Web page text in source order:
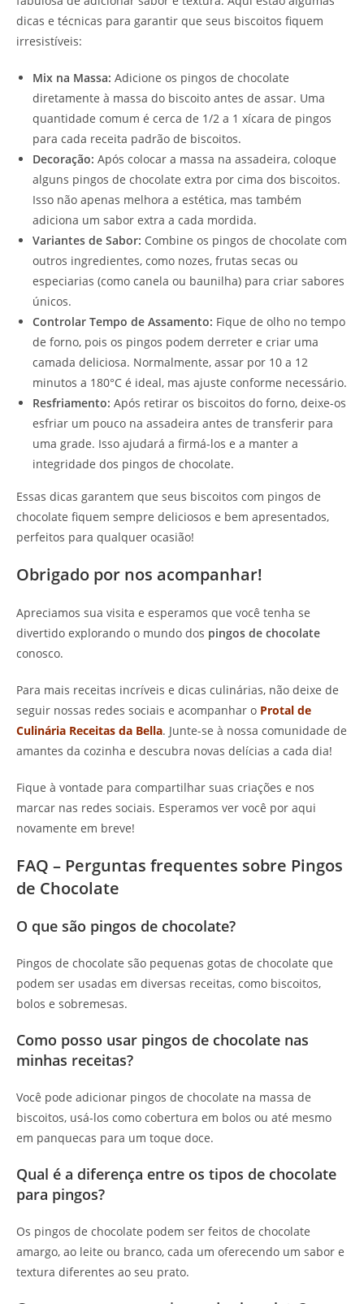
dicas e técnicas para garantir que seus biscoitos fiquem
irresistíveis:
Mix na Massa: Adicione os pingos de chocolate
diretamente à massa do biscoito antes de assar. Uma
quantidade comum é cerca de 1/2 a 1 xícara de pingos
para cada receita padrão de biscoitos.
Decoração: Após colocar a massa na assadeira, coloque
alguns pingos de chocolate extra por cima dos biscoitos.
Isso não apenas melhora a estética, mas também
adiciona um sabor extra a cada mordida.
Variantes de Sabor: Combine os pingos de chocolate com
outros ingredientes, como nozes, frutas secas ou
especiarias (como canela ou baunilha) para criar sabores
únicos.
Controlar Tempo de Assamento: Fique de olho no tempo
de forno, pois os pingos podem derreter e criar uma
camada deliciosa. Normalmente, assar por 10 a 12
minutos a 180°C é ideal, mas ajuste conforme necessário.
Resfriamento: Após retirar os biscoitos do forno, deixe-os
esfriar um pouco na assadeira antes de transferir para
uma grade. Isso ajudará a firmá-los e a manter a
integridade dos pingos de chocolate.
Essas dicas garantem que seus biscoitos com pingos de
chocolate fiquem sempre deliciosos e bem apresentados,
perfeitos para qualquer ocasião!
Obrigado por nos acompanhar!
Apreciamos sua visita e esperamos que você tenha se
divertido explorando o mundo dos pingos de chocolate
conosco.
Para mais receitas incríveis e dicas culinárias, não deixe de
seguir nossas redes sociais e acompanhar o Protal de
Culinária Receitas da Bella. Junte-se à nossa comunidade de
amantes da cozinha e descubra novas delícias a cada dia!
Fique à vontade para compartilhar suas criações e nos
marcar nas redes sociais. Esperamos ver você por aqui
novamente em breve!
FAQ – Perguntas frequentes sobre Pingos
de Chocolate
O que são pingos de chocolate?
Pingos de chocolate são pequenas gotas de chocolate que
podem ser usadas em diversas receitas, como biscoitos,
bolos e sobremesas.
Como posso usar pingos de chocolate nas
minhas receitas?
Você pode adicionar pingos de chocolate na massa de
biscoitos, usá-los como cobertura em bolos ou até mesmo
em panquecas para um toque doce.
Qual é a diferença entre os tipos de chocolate
para pingos?
Os pingos de chocolate podem ser feitos de chocolate
amargo, ao leite ou branco, cada um oferecendo um sabor e
textura diferentes ao seu prato.